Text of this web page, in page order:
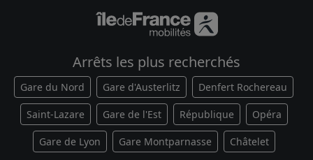
Arrêts les plus recherchés
Gare du Nord Gare d'Austerlitz Denfert Rochereau
Saint-Lazare Gare de l'Est République Opéra
Gare de Lyon Gare Montparnasse Châtelet